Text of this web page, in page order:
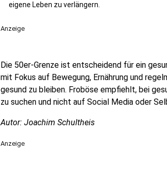
eigene Leben zu verlängern.
Anzeige
Die 50er-Grenze ist entscheidend für ein
mit Fokus auf Bewegung, Ernährung und
gesund zu bleiben. Froböse empfiehlt, bei
zu suchen und nicht auf Social Media oder
Autor: Joachim Schultheis
Anzeige